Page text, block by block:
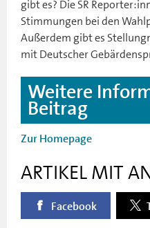
gibt es? Die SR
Stimmungen bei den
Außerdem gibt es
mit Deutscher
Weitere
Beitrag
Zur Homepage
ARTIKEL MIT
Facebook